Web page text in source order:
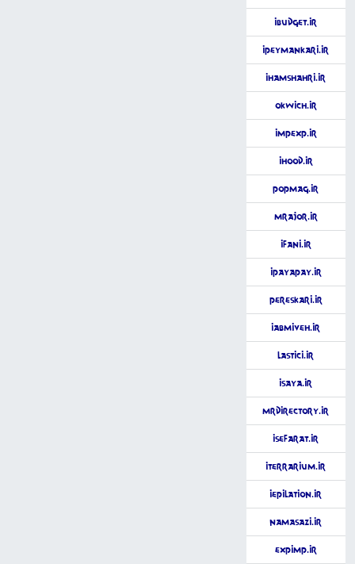
iBudget.ir
iPeymankari.ir
iHamshahri.ir
OKWich.ir
impExp.ir
iHood.ir
PopMag.ir
MrAjor.ir
iFani.ir
iPayaPay.ir
Pereskari.ir
iAbmiveh.ir
Lastici.ir
iSaya.ir
MrDirectory.ir
iSefarat.ir
iTerrarium.ir
iEpilation.ir
NamaSazi.ir
ExpImp.ir